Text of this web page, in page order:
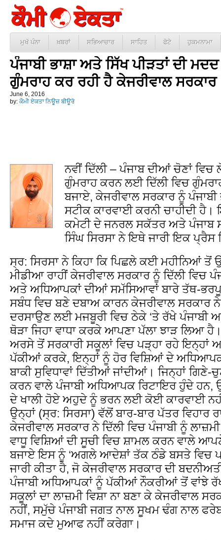
ਮੁਖੱ ਪੰਨਾ ਖ਼ਬਰਾਂ ਸਭਿਆਚਾਰ ਸਾਹਿਤ ਫੋਟੋ ਹੁਕਮਨਾਮਾ
ਪੰਜਾਬੀ ਭਾਸ਼ਾ ਅਤੇ ਸਿੱਖ ਪੀੜਤਾਂ ਦੀ
ਗੁੰਮਰਾਹ ਕਰ ਰਹੀ ਹੈ ਕੇਜਰੀਵਾਲ ਸਰਕਾਰ
June 6, 2016
by: ਕੌਮੀ ਏਕਤਾ ਨਿਊਜ਼ ਬੀਊਰੋ
ਨਵੀਂ ਦਿੱਲੀ – ਪੰਜਾਬ ਦੀਆਂ ਚੋਣਾਂ ਵਿਚ
ਗੁੰਮਰਾਹ ਕਰਨ ਲਈ ਦਿੱਲੀ ਵਿਚ
ਬਜਾਏ, ਕੇਜਰੀਵਾਲ ਸਰਕਾਰ ਨੂੰ
ਸਟੀਕ ਕਾਰਵਾਈ ਕਰਨੀ ਚਾਹੀਦੀ
ਕਮੇਟੀ ਦੇ ਜਨਰਲ ਸਕੱਤਰ ਅਤੇ ਪੰਜਾਬ
ਸਿੰਘ ਸਿਰਸਾ ਨੇ ਇਥੇ ਜਾਰੀ ਇਕ
ਸ੍ਰ: ਸਿਰਸਾ ਨੇ ਕਿਹਾ ਕਿ ਪਿਛਲੇ ਕਈ ਮਹੀਨਿਆਂ
ਮੀਡੀਆ ਰਾਹੀਂ ਕੇਜਰੀਵਾਲ ਸਰਕਾਰ ਨੂੰ ਦਿੱਲੀ ਵਿਚ
ਅਤੇ ਅਧਿਆਪਕਾਂ ਦੀਆਂ ਸਮੱਸਿਆਵਾਂ ਬਾਰੇ ਤੱਥ-
ਸਬੰਧ ਵਿਚ ਬਣੇ ਦਬਾਅ ਕਾਰਨ ਕੇਜਰੀਵਾਲ ਸਰਕਾਰ
ਦਰਸਾਉਣ ਲਈ ਮਜਬੂਰੀ ਵਿਚ ਠੇਕੇ ‘ਤੇ ਰੱਖੇ ਪੰਜਾਬੀ
ਥੋੜਾ ਜਿਹਾ ਵਾਧਾ ਕਰਕੇ ਆਪਣਾ ਪੱਲਾ ਝਾੜ ਲਿਆ
ਅਰਸੇ ਤੋਂ ਸਰਕਾਰੀ ਸਕੂਲਾਂ ਵਿਚ ਪੜ੍ਹਾ ਰਹੇ
ਪੱਕੀਆਂ ਕਰਕੇ, ਇਨ੍ਹਾਂ ਨੂੰ ਹੋਰ ਵਿਸ਼ਿਆਂ ਦੇ
ਬਾਕੀ ਸੁਵਿਧਾਵਾਂ ਦਿੱਤੀਆਂ ਜਾਂਦੀਆਂ। ਜਿਨ੍ਹਾਂ
ਕਰਨ ਵਾਲੇ ਪੰਜਾਬੀ ਅਧਿਆਪਕ ਰਿਟਾਇਰ ਹੁੰਦੇ ਹਨ,
ਦੇ ਖਾਲੀ ਹੋਏ ਅਹੁਦੇ ਨੂੰ ਭਰਨ ਲਈ ਕੋਈ ਕਾਰਵਾਈ
ਉਨ੍ਹਾਂ (ਸ੍ਰ: ਸਿਰਸਾ) ਵੱਲੋਂ ਬਾਰ-ਬਾਰ ਪੱਤਰ ਵਿਹਾਰ
ਕੇਜਰੀਵਾਲ ਸਰਕਾਰ ਨੇ ਦਿੱਲੀ ਵਿਚ ਪੰਜਾਬੀ ਨੂੰ
ਵਾਧੂ ਵਿਸ਼ਿਆਂ ਦੀ ਸੂਚੀ ਵਿਚ ਸ਼ਾਮਲ ਕਰਨ ਵਾਲੇ
ਬਜਾਏ ਇਸ ਨੂੰ ‘ਅਗਲੇ ਆਦੇਸ਼ਾਂ ਤੱਕ ਠੰਡੇ ਬਸਤੇ ਵਿਚ
ਜਾਰੀ ਕੀਤਾ ਹੈ, ਜੋ ਕੇਜਰੀਵਾਲ ਸਰਕਾਰ ਦੀ
ਪੰਜਾਬੀ ਅਧਿਆਪਕਾਂ ਨੂੰ ਪੱਕੀਆਂ ਨੌਕਰੀਆਂ ਤੋਂ ਵਾਂਝੇ
ਸਕੂਲਾਂ ਦਾ ਲਾਜ਼ਮੀ ਵਿਸ਼ਾ ਨਾ ਬਣਾ ਕੇ ਕੇਜਰੀਵਾਲ
ਨਹੀਂ, ਸਮੁੱਚੇ ਪੰਜਾਬੀ ਜਗਤ ਨਾਲ ਸੂਖਮ ਢੰਗ ਨਾਲ
ਸਮਾਜ ਕਦੇ ਮੁਆਫ ਨਹੀਂ ਕਰੇਗਾ।